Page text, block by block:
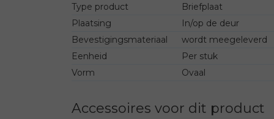
Type product
Briefplaat
Plaatsing
In/op de deur
Bevestigingsmateriaal
wordt meegeleverd
Eenheid
Per stuk
Vorm
Ovaal
Accessoires voor dit product